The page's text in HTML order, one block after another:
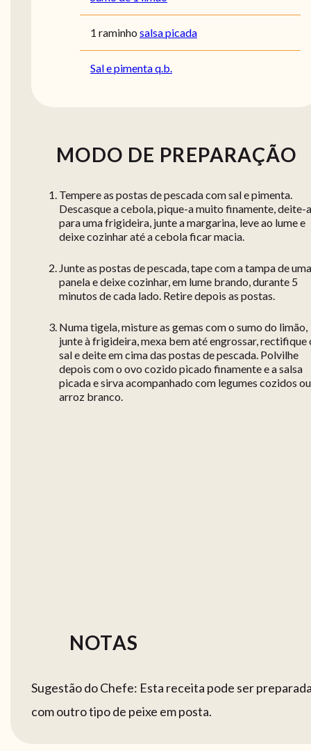
1 raminho salsa picada
Sal e pimenta q.b.
MODO DE PREPARAÇÃO
Tempere as postas de pescada com sal e pimenta.
Descasque a cebola, pique-a muito finamente, deite-a
para uma frigideira, junte a margarina, leve ao lume e
deixe cozinhar até a cebola ficar macia.
Junte as postas de pescada, tape com a tampa de uma
panela e deixe cozinhar, em lume brando, durante 5
minutos de cada lado. Retire depois as postas.
Numa tigela, misture as gemas com o sumo do limão,
junte à frigideira, mexa bem até engrossar, rectifique
sal e deite em cima das postas de pescada. Polvilhe
depois com o ovo cozido picado finamente e a salsa
picada e sirva acompanhado com legumes cozidos ou
arroz branco.
NOTAS
Sugestão do Chefe: Esta receita pode ser
com outro tipo de peixe em posta.